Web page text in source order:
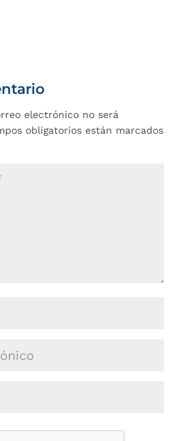
electrónico no será
obligatorios están marcados